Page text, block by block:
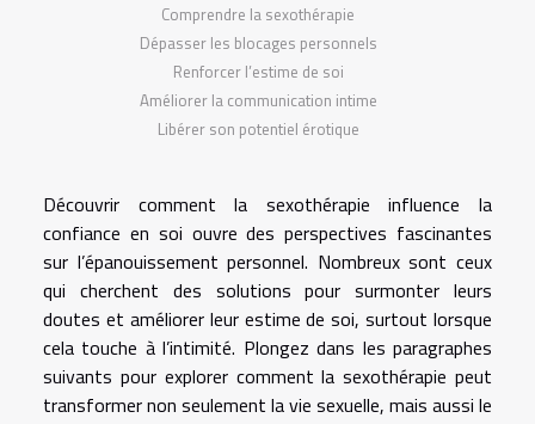
Comprendre la sexothérapie
Dépasser les blocages personnels
Renforcer l’estime de soi
Améliorer la communication intime
Libérer son potentiel érotique
Découvrir comment la sexothérapie influence la
confiance en soi ouvre des perspectives fascinantes
sur l’épanouissement personnel. Nombreux sont ceux
qui cherchent des solutions pour surmonter leurs
doutes et améliorer leur estime de soi, surtout lorsque
cela touche à l’intimité. Plongez dans les paragraphes
suivants pour explorer comment la sexothérapie peut
transformer non seulement la vie sexuelle, mais aussi le